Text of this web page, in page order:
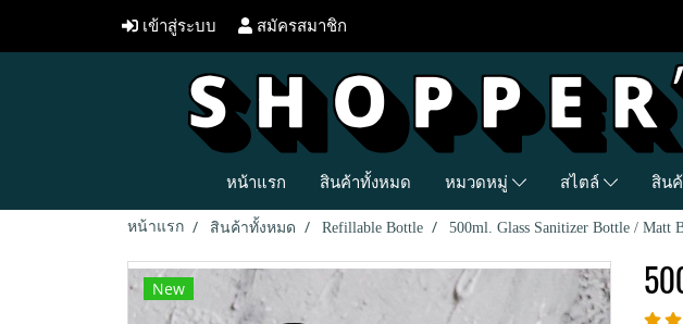
เข้าสู่ระบบ สมัครสมาชิก
หน้าแรก สินค้าทั้งหมด หมวดหมู่ สไตล์ สิน
หน้าแรก สินค้าทั้งหมด Refillable Bottle 500ml. Glass Sanitizer Bottle / Matt
New